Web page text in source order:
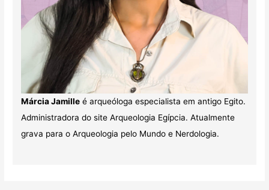
Márcia Jamilleé arqueóloga especialista em antigo Egito.
Administradora do site Arqueologia Egípcia. Atualmente
grava para o Arqueologia pelo Mundo e Nerdologia.